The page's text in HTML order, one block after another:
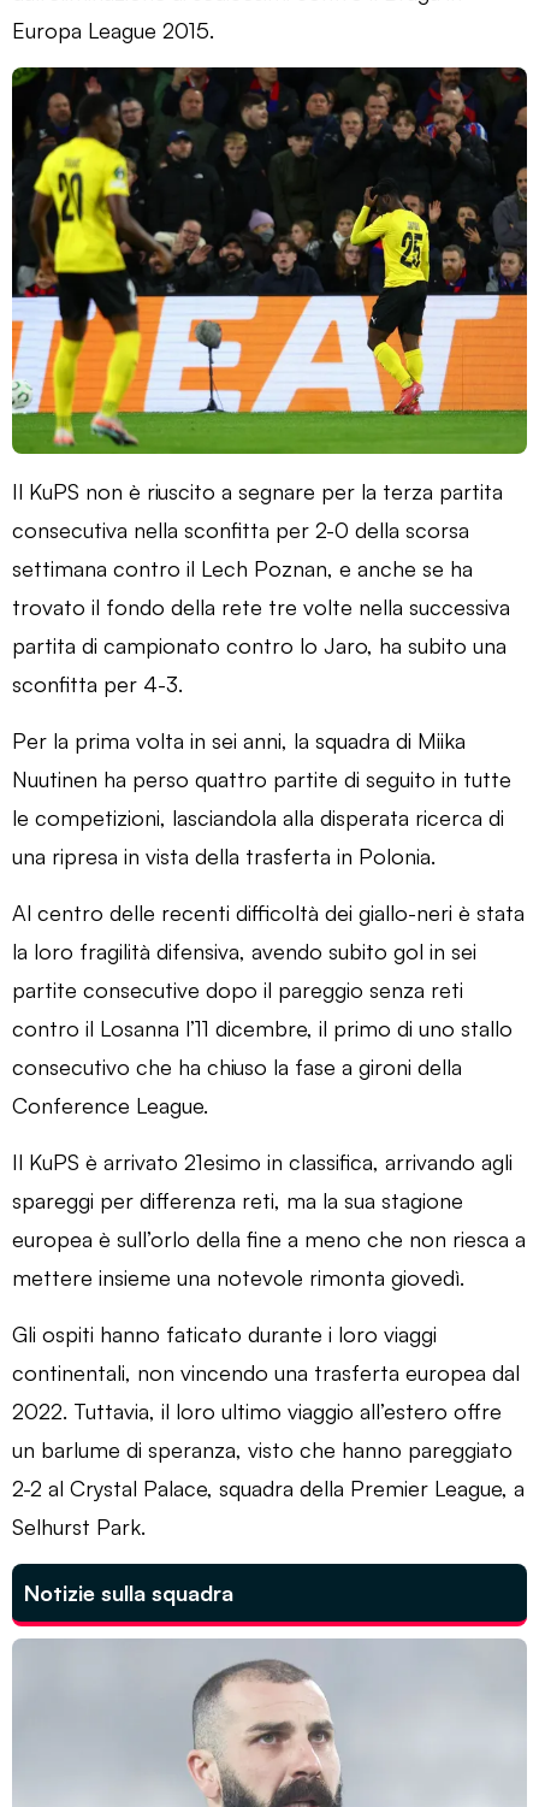
Europa League 2015.
Il KuPS non è riuscito a segnare per la terza partita
consecutiva nella sconfitta per 2-0 della scorsa
settimana contro il Lech Poznan, e anche se ha
trovato il fondo della rete tre volte nella successiva
partita di campionato contro lo Jaro, ha subito una
sconfitta per 4-3.
Per la prima volta in sei anni, la squadra di Miika
Nuutinen ha perso quattro partite di seguito in tutte
le competizioni, lasciandola alla disperata ricerca di
una ripresa in vista della trasferta in Polonia.
Al centro delle recenti difficoltà dei giallo-neri è stata
la loro fragilità difensiva, avendo subito gol in sei
partite consecutive dopo il pareggio senza reti
contro il Losanna l’11 dicembre, il primo di uno stallo
consecutivo che ha chiuso la fase a gironi della
Conference League.
Il KuPS è arrivato 21esimo in classifica, arrivando agli
spareggi per differenza reti, ma la sua stagione
europea è sull’orlo della fine a meno che non riesca a
mettere insieme una notevole rimonta giovedì.
Gli ospiti hanno faticato durante i loro viaggi
continentali, non vincendo una trasferta europea dal
2022. Tuttavia, il loro ultimo viaggio all’estero offre
un barlume di speranza, visto che hanno pareggiato
2-2 al Crystal Palace, squadra della Premier League, a
Selhurst Park.
Notizie sulla squadra